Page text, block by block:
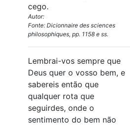
cego.
Autor:
Fonte: Dicionnaire des sciences
philosophiques, pp. 1158 e ss.
Lembrai-vos sempre que
Deus quer o vosso bem, e
sabereis então que
qualquer rota que
seguirdes, onde o
sentimento do bem não